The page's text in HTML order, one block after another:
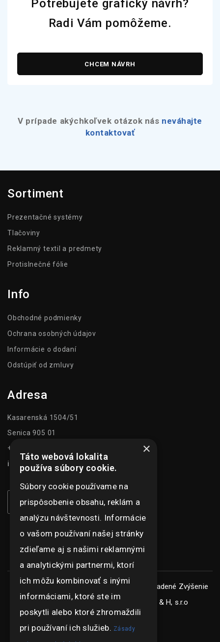
Potrebujete grafický návrh?
Radi Vám pomôžeme.
CHCEM NÁVRH
V prípade akýchkoľvek otázok nás neváhajte
kontaktovať
Sortiment
Prezentačné systémy
Tlačoviny
Reklamný textil a predmety
Protislnečné fólie
Info
Obchodné podmienky
Ochrana osobných údajov
Informácie o dodaní
Odstúpiť od zmluvy
Adresa
Kasarenská 1504/51
Senica 905 01
+421 948 073 915
info@ghexpo.sk
Copyright © ghexpo 2026, všetky práva vyhradené Zvýšenie
konkurencieschopnosti spoločnosti G & H, s.r.o
×
Táto webová lokalita
používa súbory cookie.
Súbory cookie používame na
prispôsobenie obsahu, reklám a
analýzu návštevnosti. Informácie
o vašom používaní našej stránky
zdieľame aj s našimi reklamnými
a analytickými partnermi, ktorí
ich môžu kombinovať s inými
informáciami, ktoré ste im
poskytli alebo ktoré zhromaždili
pri používaní ich služieb. Zásady